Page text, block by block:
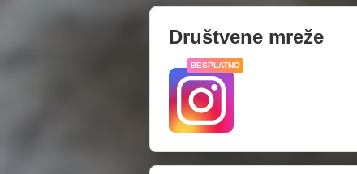
Društvene mreže
BESPLATNO